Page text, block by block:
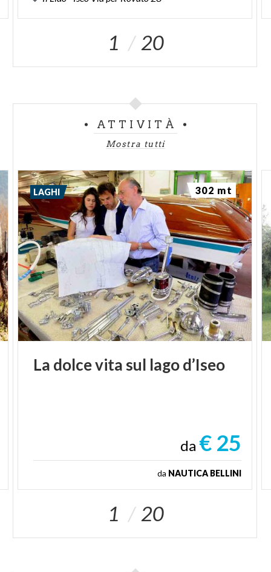
1 20
ATTIVITÀ
Mostra tutti
La dolcevita sul lagod’Iseo
da € 25
da NAUTICA BELLINI
LAGHI 302 mt
1 20